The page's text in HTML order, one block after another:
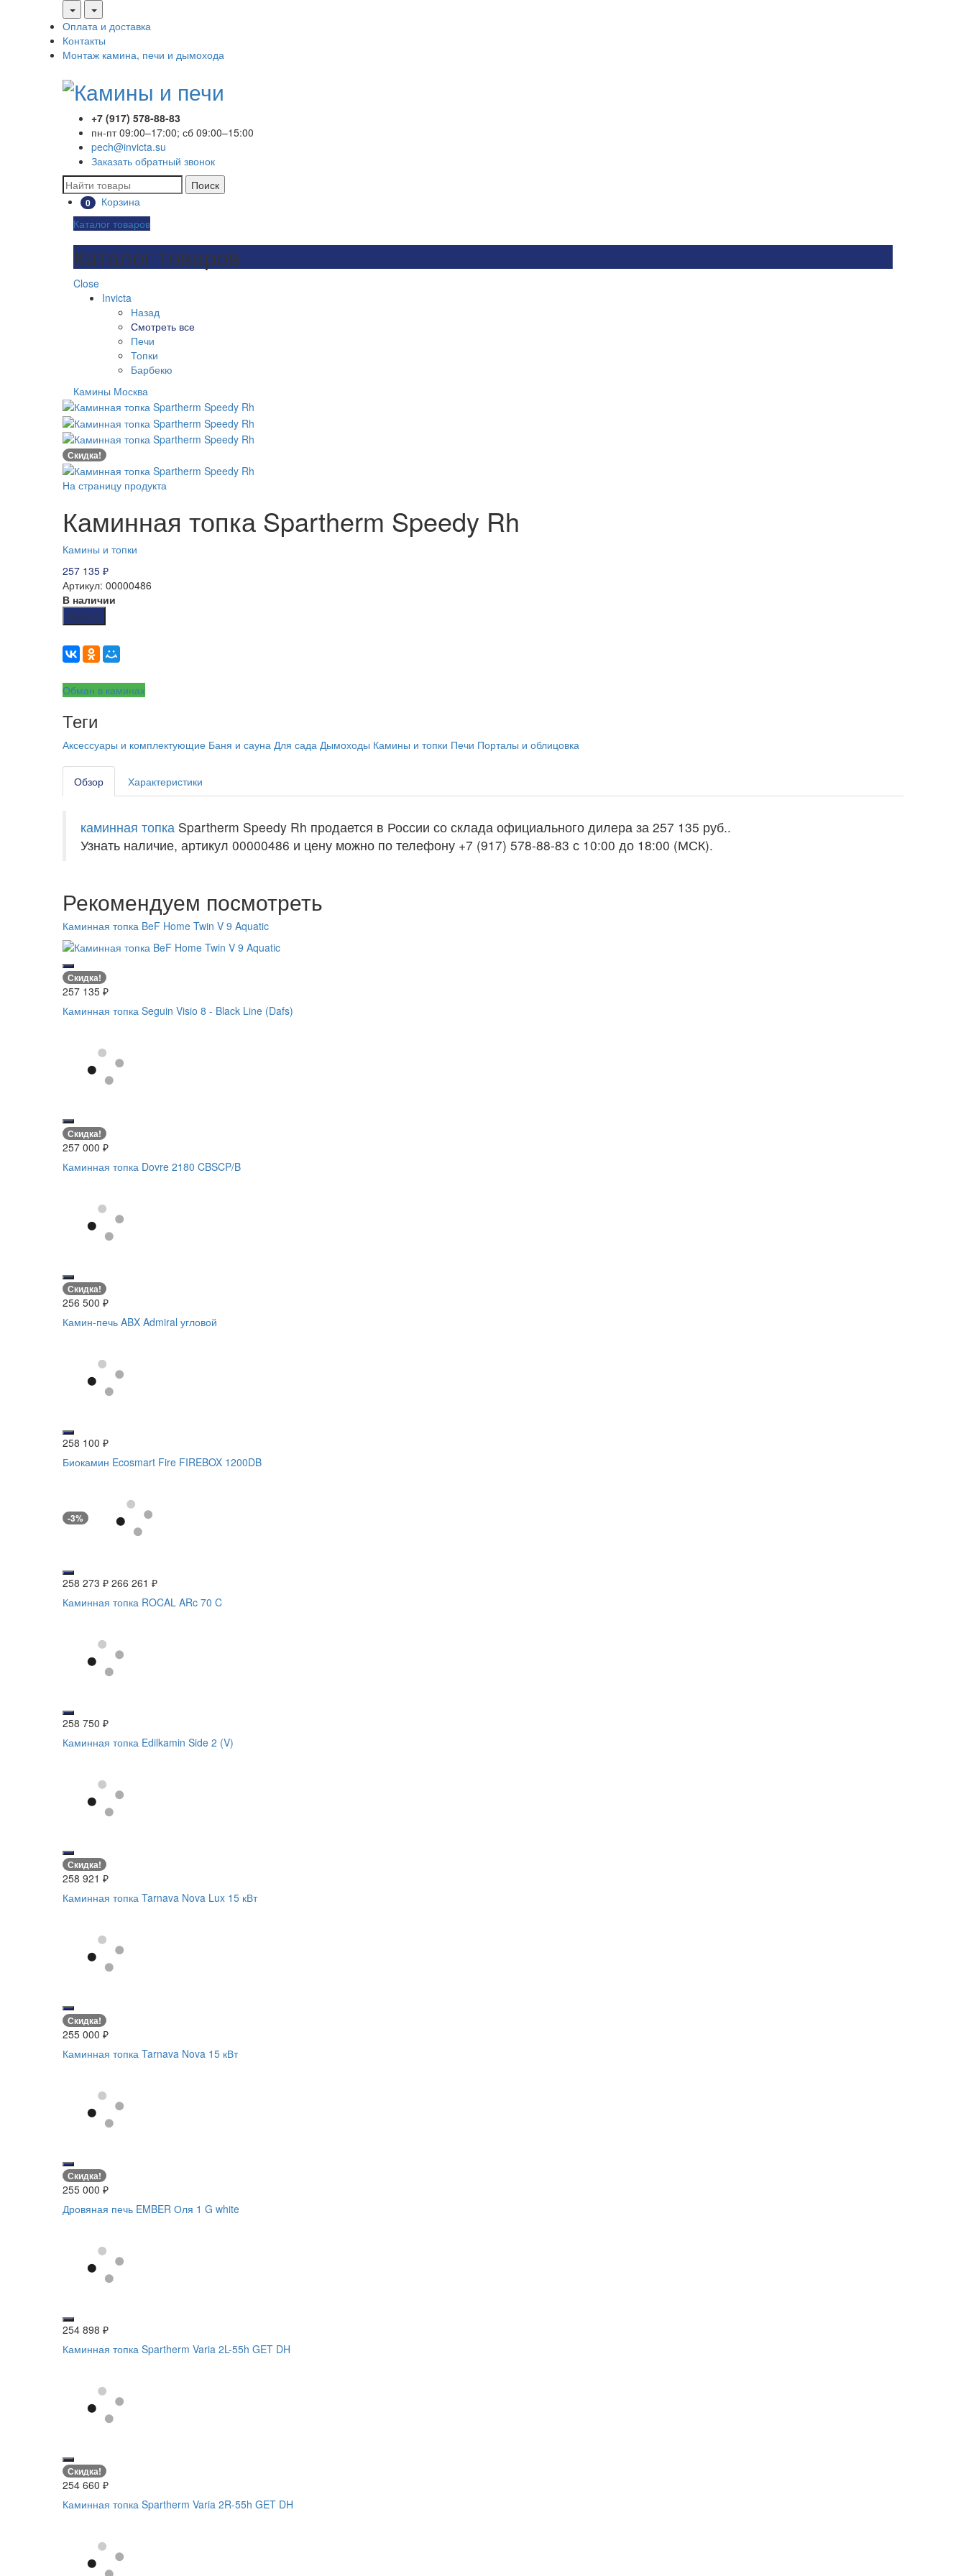
Оплата и доставка
Контакты
Монтаж камина, печи и дымохода
+7 (917) 578-88-83
пн-пт 09:00–17:00; сб 09:00–15:00
pech@invicta.su
Заказать обратный звонок
Поиск
0
Корзина
Каталог товаров
Каталог товаров
Close
Invicta
Назад
Смотреть все
Печи
Топки
Барбекю
Камины Москва
Скидка!
На страницу продукта
Каминная топка Spartherm Speedy Rh
Камины и топки
257 135 ₽
Артикул: 00000486
В наличии
Купить
Обман в каминах
Теги
Аксессуары и комплектующие Баня и сауна Для сада Дымоходы Камины и топки Печи Порталы и облицовка
Обзор Характеристики
каминная топка Spartherm Speedy Rh продается в России со склада официального дилера за 257 135 руб..
Узнать наличие, артикул 00000486 и цену можно по телефону +7 (917) 578-88-83 с 10:00 до 18:00 (МСК).
Рекомендуем посмотреть
Каминная топка BeF Home Twin V 9 Aquatic
Скидка!
257 135 ₽
Каминная топка Seguin Visio 8 - Black Line (Dafs)
Скидка!
257 000 ₽
Каминная топка Dovre 2180 CBSCP/B
Скидка!
256 500 ₽
Камин-печь ABX Admiral угловой
258 100 ₽
Биокамин Ecosmart Fire FIREBOX 1200DB
-3%
258 273 ₽ 266 261 ₽
Каминная топка ROCAL ARc 70 C
258 750 ₽
Каминная топка Edilkamin Side 2 (V)
Скидка!
258 921 ₽
Каминная топка Tarnava Nova Lux 15 кВт
Скидка!
255 000 ₽
Каминная топка Tarnava Nova 15 кВт
Скидка!
255 000 ₽
Дровяная печь EMBER Оля 1 G white
254 898 ₽
Каминная топка Spartherm Varia 2L-55h GET DH
Скидка!
254 660 ₽
Каминная топка Spartherm Varia 2R-55h GET DH